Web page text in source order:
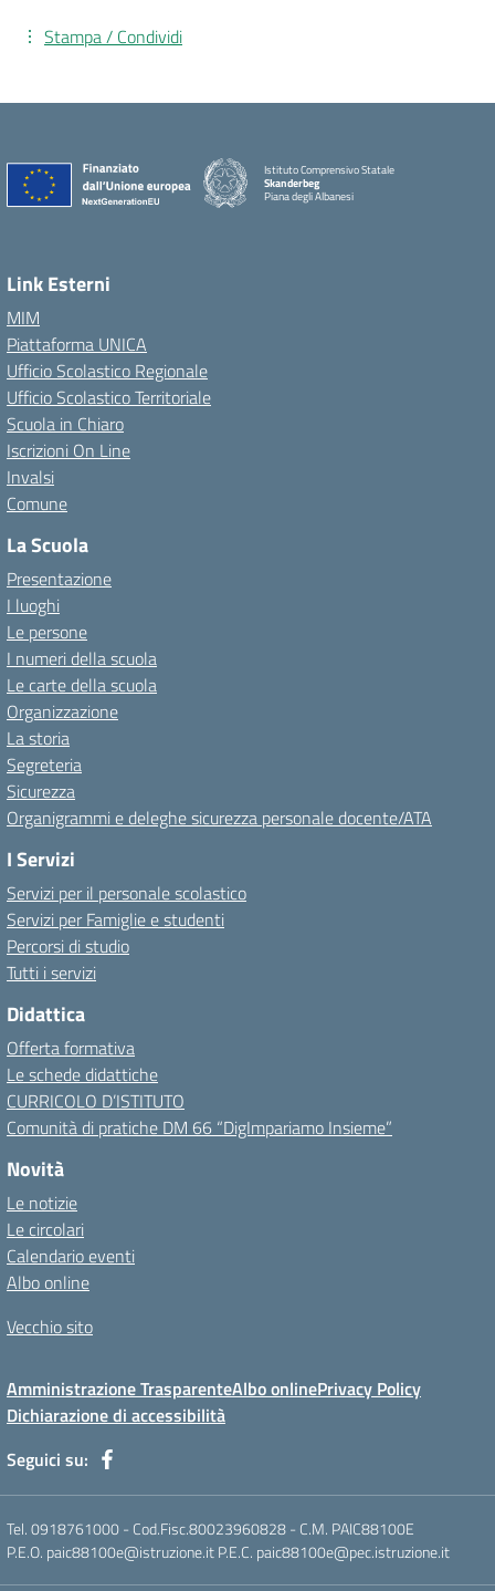
Stampa / Condividi
Istituto Comprensivo Statale
Skanderbeg
Piana degli Albanesi
Link Esterni
MIM
Piattaforma UNICA
Ufficio Scolastico Regionale
Ufficio Scolastico Territoriale
Scuola in Chiaro
Iscrizioni On Line
Invalsi
Comune
La Scuola
Presentazione
I luoghi
Le persone
I numeri della scuola
Le carte della scuola
Organizzazione
La storia
Segreteria
Sicurezza
Organigrammi e deleghe sicurezza personale docente/ATA
I Servizi
Servizi per il personale scolastico
Servizi per Famiglie e studenti
Percorsi di studio
Tutti i servizi
Didattica
Offerta formativa
Le schede didattiche
CURRICOLO D’ISTITUTO
Comunità di pratiche DM 66 “DigImpariamo Insieme”
Novità
Le notizie
Le circolari
Calendario eventi
Albo online
Vecchio sito
Amministrazione TrasparenteAlbo onlinePrivacy Policy
Dichiarazione di accessibilità
Seguici su:
Tel. 0918761000 - Cod.Fisc.80023960828 - C.M. PAIC88100E
P.E.O. paic88100e@istruzione.it P.E.C. paic88100e@pec.istruzione.it